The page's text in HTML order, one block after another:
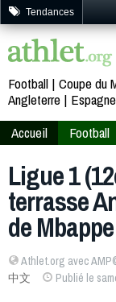
Tendances
Football Coupe du
Angleterre
Espagne
Accueil
Football
Ligue 1
terrasse
de
Athlet.org avec
中文
Publié le